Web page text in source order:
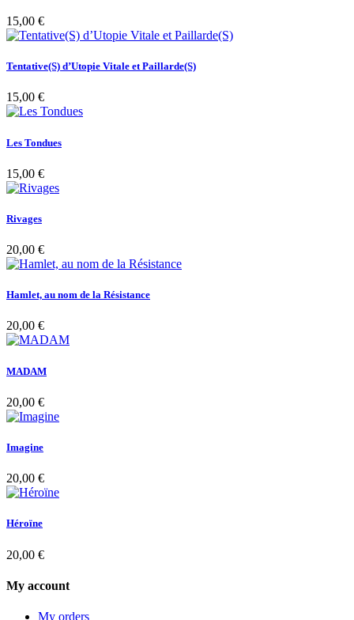
15,00 €
Tentative(S) d’Utopie Vitale et Paillarde(S)
15,00 €
Les Tondues
15,00 €
Rivages
20,00 €
Hamlet, au nom de la Résistance
20,00 €
MADAM
20,00 €
Imagine
20,00 €
Héroïne
20,00 €
My account
My orders